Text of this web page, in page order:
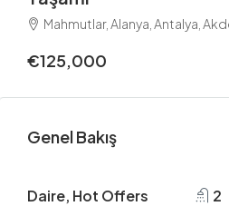
Mahmutlar, Alanya, Antalya,
€125,000
Genel Bakış
Daire, Hot Offers 2